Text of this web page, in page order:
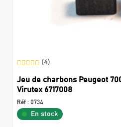
(4)
Jeu de charbons Peugeot
Virutex 6717008
Réf : 0734
En stock